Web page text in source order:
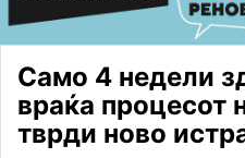
Само 4 недели
враќа процесот
тврди ново